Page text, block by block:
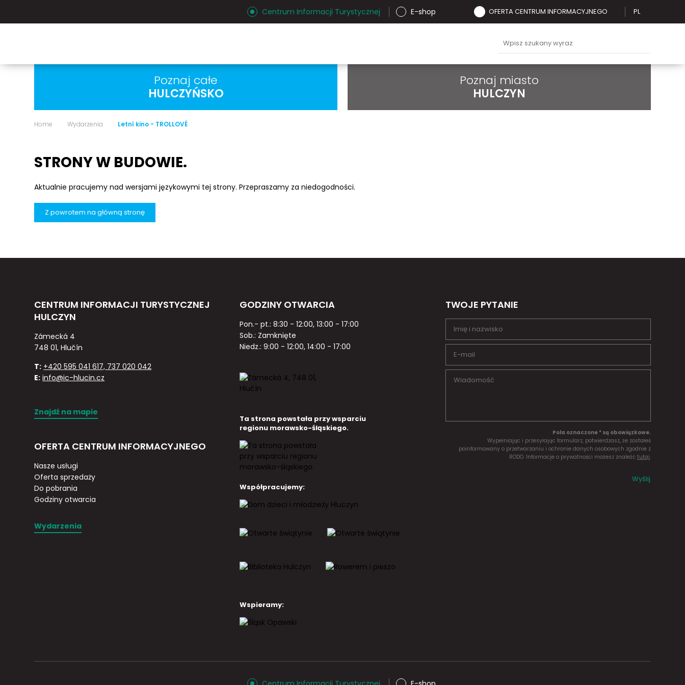
Centrum Informacji Turystycznej E-shop OFERTA CENTRUM INFORMACYJNEGO PL
Poznaj całe
HULCZYŃSKO
Poznaj miasto
HULCZYN
Home Wydarzenia Letní kino - TROLLOVÉ
STRONY W BUDOWIE.
Aktualnie pracujemy nad wersjami językowymi tej strony. Przepraszamy za niedogodności.
Z powrotem na główną stronę
CENTRUM INFORMACJI TURYSTYCZNEJ
HULCZYN
Zámecká 4
748 01, Hlučín
T: +420 595 041 617, 737 020 042
E: info@ic-hlucin.cz
Znajdź na mapie
OFERTA CENTRUM INFORMACYJNEGO
Nasze usługi
Oferta sprzedaży
Do pobrania
Godziny otwarcia
Wydarzenia
GODZINY OTWARCIA
Pon.- pt.: 8:30 - 12:00, 13:00 - 17:00
Sob.: Zamknięte
Niedz.: 9:00 - 12:00, 14:00 - 17:00
Ta strona powstała przy wsparciu
regionu morawsko-śląskiego.
Współpracujemy:
Wspieramy:
TWOJE PYTANIE
Pola oznaczone * są obowiązkowe.
Wypełniając i przesyłając formularz, potwierdzasz, że zostałeś
poinformowany o przetwarzaniu i ochronie danych osobowych zgodnie z
RODO. Informacje o prywatności możesz znaleźć tutaj.
Wyślij